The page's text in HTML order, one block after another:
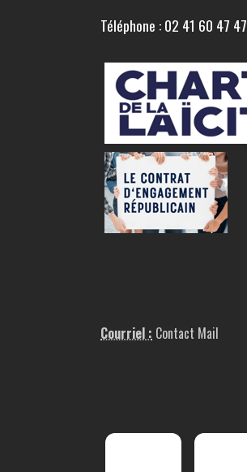
Téléphone : 02 41 60 47 47
Courriel : Contact Mail